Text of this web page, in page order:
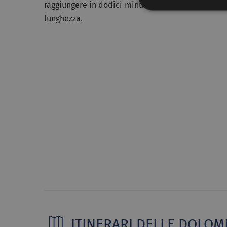
raggiungere in dodici minuti
lunghezza.